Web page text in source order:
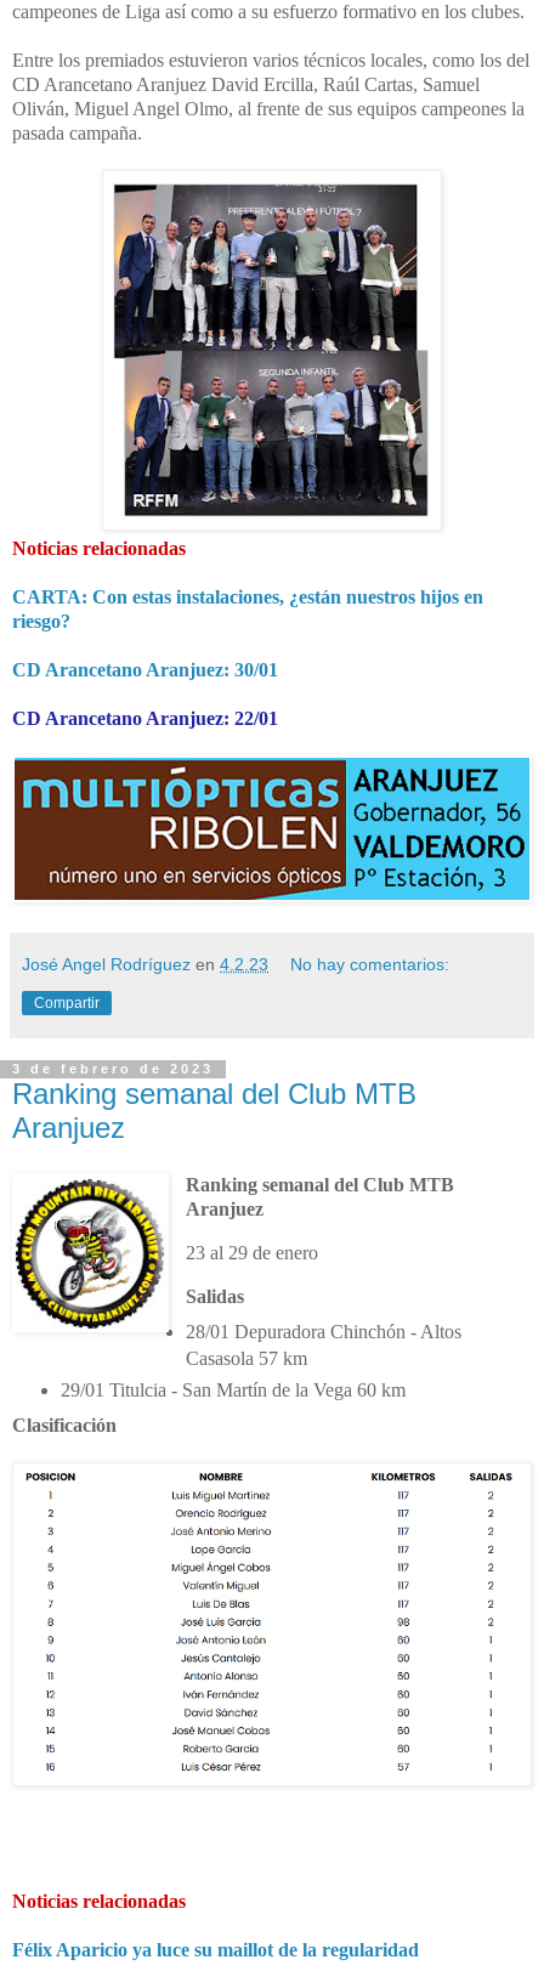
campeones de Liga así como a su esfuerzo formativo en los clubes.
Entre los premiados estuvieron varios técnicos locales, como los del
CD Arancetano Aranjuez David Ercilla, Raúl Cartas, Samuel
Oliván, Miguel Angel Olmo, al frente de sus equipos campeones la
pasada campaña.
Noticias relacionadas
CARTA: Con estas instalaciones, ¿están nuestros hijos en
riesgo?
CD Arancetano Aranjuez: 30/01
CD Arancetano Aranjuez: 22/01
José Angel Rodríguez en 4.2.23 No hay comentarios:
Compartir
3 de febrero de 2023
Ranking semanal del Club MTB
Aranjuez
Ranking semanal del Club MTB
Aranjuez
23 al 29 de enero
Salidas
28/01 Depuradora Chinchón - Altos
Casasola 57 km
29/01 Titulcia - San Martín de la Vega 60 km
Clasificación
Noticias relacionadas
Félix Aparicio ya luce su maillot de la regularidad